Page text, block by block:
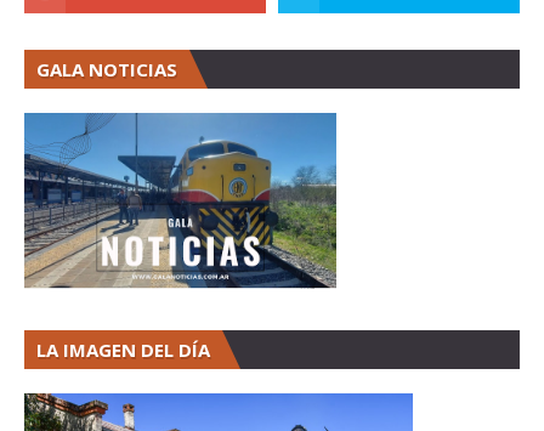
GALA NOTICIAS
LA IMAGEN DEL DÍA